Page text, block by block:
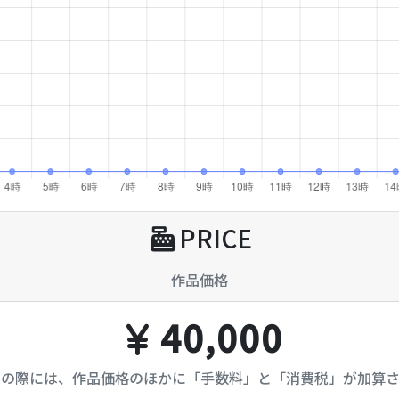
PRICE
作品価格
40,000
際には、作品価格のほかに「手数料」と「消費税」が加算